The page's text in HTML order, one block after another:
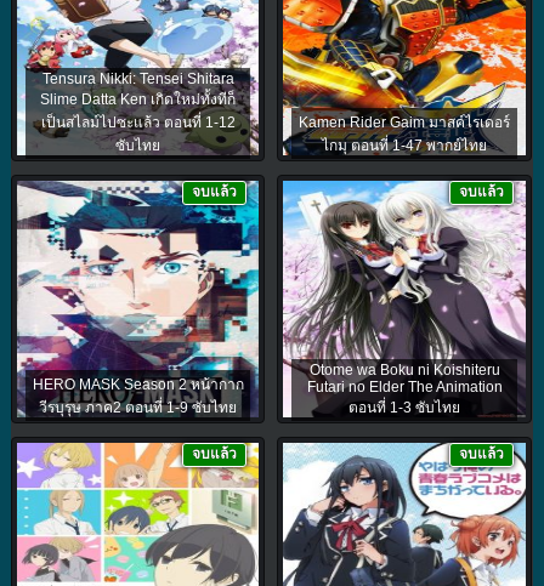
Tensura Nikki: Tensei Shitara
Slime Datta Ken เกิดใหม่ทั้งทีก็
เป็นสไลม์ไปซะแล้ว ตอนที่ 1-12
ซับไทย
Kamen Rider Gaim มาสค์ไรเดอร์
ไกมุ ตอนที่ 1-47 พากย์ไทย
HERO MASK Season 2 หน้ากาก
วีรบุรุษ ภาค2 ตอนที่ 1-9 ซับไทย
จบแล้ว
Otome wa Boku ni Koishiteru
Futari no Elder The Animation
ตอนที่ 1-3 ซับไทย
จบแล้ว
จบแล้ว จบแล้ว